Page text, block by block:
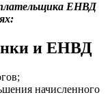
ЕНВД
и ЕНВД
начисленного